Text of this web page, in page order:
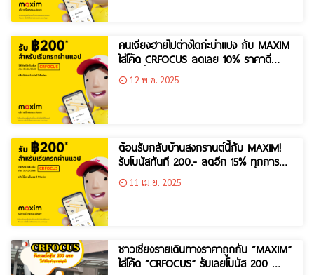
คนเจียงฮายไปต่างไดก่ะบ่าแปง กับ MAXIM
ใส่โค้ด CRFOCUS ลดเลย 10% ราคาดี
ขนาดนี้ลองเลย
12 พ.ค. 2025
ต้อนรับกลับบ้านสงกรานต์นี้กับ MAXIM!
รับโบนัสทันที 200.- ลดอีก 15% ทุกการ
เดินทาง!
11 เม.ย. 2025
ชาวเชียงรายเดินทางราคาถูกกับ “MAXIM”
ใส่โค้ด “CRFOCUS” รับเลยโบนัส 200 …